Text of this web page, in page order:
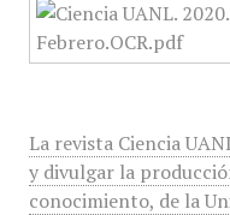
La revista Ciencia
y divulgar la
conocimiento, de la